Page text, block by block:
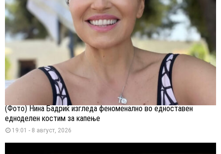
(Фото) Нина Бадриќ изгледа феноменално во едноставен
едноделен костим за капење
19:01 - 8 август, 2026